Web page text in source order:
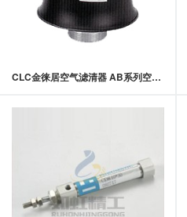
CLC金徕居空气滤清器 AB系列空气滤清器